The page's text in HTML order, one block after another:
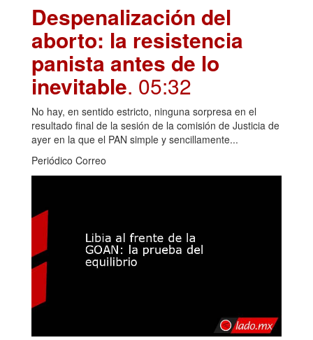
Despenalización del
aborto: la resistencia
panista antes de lo
inevitable. 05:32
No hay, en sentido estricto, ninguna sorpresa en el
resultado final de la sesión de la comisión de Justicia de
ayer en la que el PAN simple y sencillamente...
Periódico Correo